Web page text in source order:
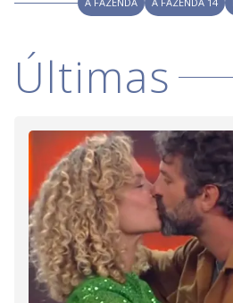
i
d
e
o
M
u
Últimas